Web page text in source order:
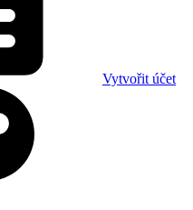
Vytvořit účet